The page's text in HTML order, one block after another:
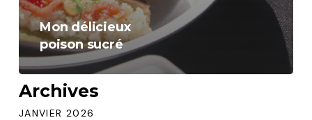
Mon délicieux
poison sucré
Archives
JANVIER 2026